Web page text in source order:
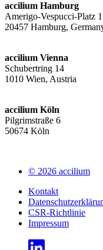
accilium Hamburg
Amerigo-Vespucci-Platz 1
20457 Hamburg,
accilium Vienna
Schubertring 14
1010 Wien, Austria
accilium Köln
Pilgrimstraße 6
50674 Köln
© 2026 accilium
Kontakt
CSR-Richtlinie
Impressum